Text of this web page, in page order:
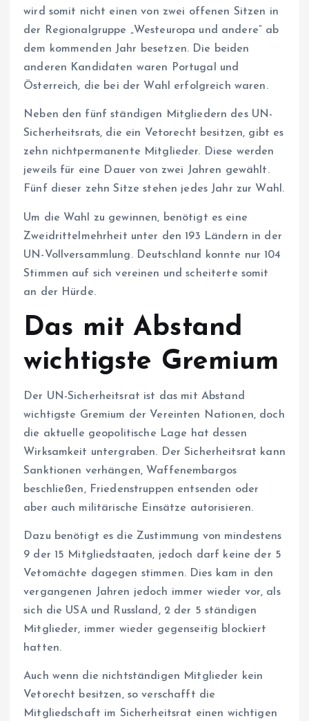
wird somit nicht einen von zwei offenen Sitzen in
der Regionalgruppe „Westeuropa und andere“ ab
dem kommenden Jahr besetzen. Die beiden
anderen Kandidaten waren Portugal und
Österreich, die bei der Wahl erfolgreich waren.
Neben den fünf ständigen Mitgliedern des UN-
Sicherheitsrats, die ein Vetorecht besitzen, gibt es
zehn nichtpermanente Mitglieder. Diese werden
jeweils für eine Dauer von zwei Jahren gewählt.
Fünf dieser zehn Sitze stehen jedes Jahr zur Wahl.
Um die Wahl zu gewinnen, benötigt es eine
Zweidrittelmehrheit unter den 193 Ländern in der
UN-Vollversammlung. Deutschland konnte nur 104
Stimmen auf sich vereinen und scheiterte somit
an der Hürde.
Das mit Abstand
wichtigste Gremium
Der UN-Sicherheitsrat ist das mit Abstand
wichtigste Gremium der Vereinten Nationen, doch
die aktuelle geopolitische Lage hat dessen
Wirksamkeit untergraben. Der Sicherheitsrat kann
Sanktionen verhängen, Waffenembargos
beschließen, Friedenstruppen entsenden oder
aber auch militärische Einsätze autorisieren.
Dazu benötigt es die Zustimmung von mindestens
9 der 15 Mitgliedstaaten, jedoch darf keine der 5
Vetomächte dagegen stimmen. Dies kam in den
vergangenen Jahren jedoch immer wieder vor, als
sich die USA und Russland, 2 der 5 ständigen
Mitglieder, immer wieder gegenseitig blockiert
hatten.
Auch wenn die nichtständigen Mitglieder kein
Vetorecht besitzen, so verschafft die
Mitgliedschaft im Sicherheitsrat einen wichtigen